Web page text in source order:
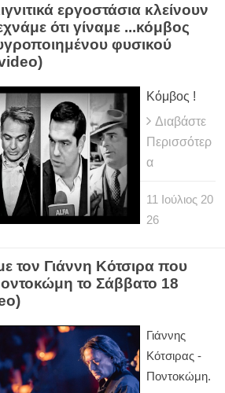
εργοστάσια κλείνουν
ότι γίναμε ...κόμβος
φυσικού
Κόμβος !
Διαβάστε
Περισσότερ
α
11 Ιούλιος 20
26
τον Γιάννη Κότσιρα που
το Σάββατο 18
Γιάννης
Κότσιρας -
Ποντοκώμη.